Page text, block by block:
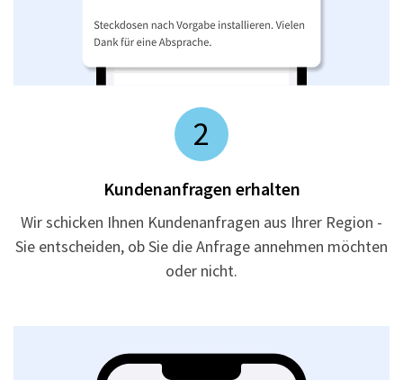
2
Kundenanfragen erhalten
Wir schicken Ihnen Kundenanfragen aus Ihrer Region -
Sie entscheiden, ob Sie die Anfrage annehmen möchten
oder nicht.